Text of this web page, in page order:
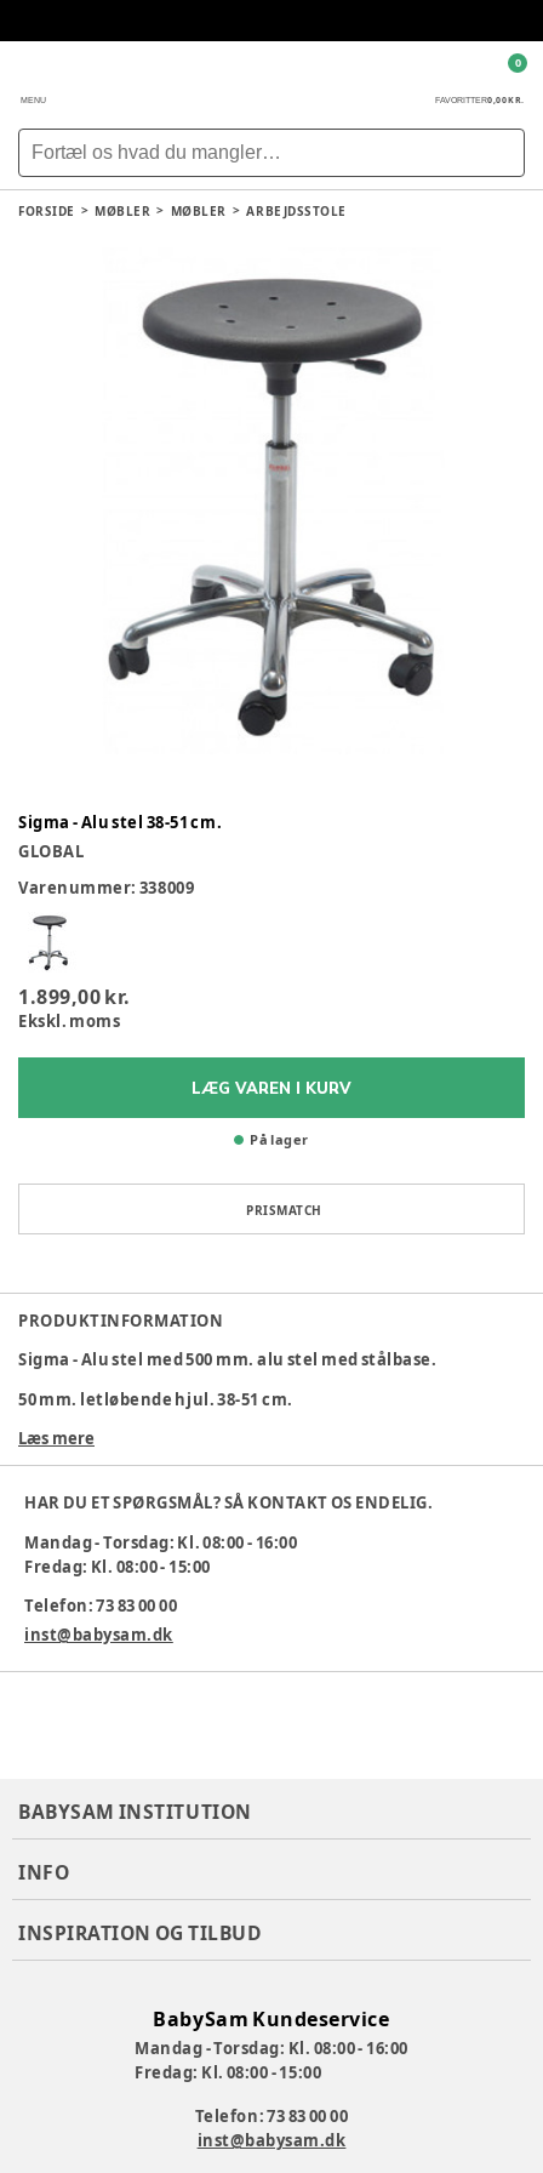
MENU FAVORITTER0,00 KR.
0
FORSIDE MØBLER MØBLER ARBEJDSSTOLE
Sigma - Alu stel 38-51 cm.
GLOBAL
Varenummer: 338009
1.899,00 kr.
Ekskl. moms
LÆG VAREN I KURV
På lager
PRISMATCH
PRODUKTINFORMATION
Sigma - Alu stel med 500 mm. alu stel med stålbase.
50 mm. letløbende hjul. 38-51 cm.
Varenummer:
Læs mere
HAR DU ET SPØRGSMÅL? SÅ KONTAKT OS ENDELIG.
Mandag - Torsdag: Kl. 08:00 - 16:00
Fredag: Kl. 08:00 - 15:00
Telefon: 73 83 00 00
inst@babysam.dk
BABYSAM INSTITUTION
INFO
INSPIRATION OG TILBUD
BabySam Kundeservice
Mandag - Torsdag: Kl. 08:00 - 16:00
Fredag: Kl. 08:00 - 15:00
Telefon: 73 83 00 00
inst@babysam.dk